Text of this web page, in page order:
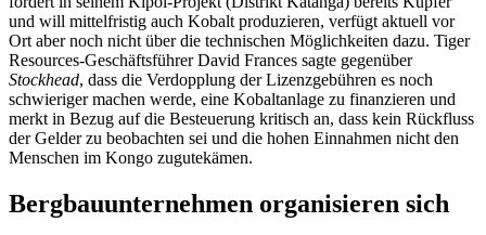
und will mittelfristig auch Kobalt produzieren, verfügt aktuell vor
Ort aber noch nicht über die technischen Möglichkeiten dazu. Tiger
Resources-Geschäftsführer David Frances sagte gegenüber
Stockhead, dass die Verdopplung der Lizenzgebühren es noch
schwieriger machen werde, eine Kobaltanlage zu finanzieren und
merkt in Bezug auf die Besteuerung kritisch an, dass kein Rückfluss
der Gelder zu beobachten sei und die hohen Einnahmen nicht den
Menschen im Kongo zugutekämen.
Bergbauunternehmen organisieren sich